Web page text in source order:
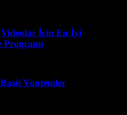
İçin En İyi
Programı
Yöntemler